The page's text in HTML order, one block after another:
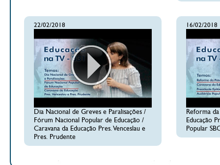
22/02/2018
Dia Nacional de Greves e Paralisações /
Fórum Nacional Popular de Educação /
Caravana da Educação Pres. Venceslau e
Pres. Prudente
16/02/2018
Reforma
Educação
Popular